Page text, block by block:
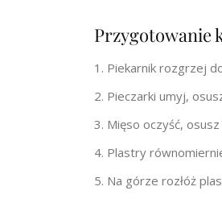
Przygotowanie
Piekarnik rozgrzej
Pieczarki umyj,
Mięso oczyść,
Plastry
Na górze rozłóż